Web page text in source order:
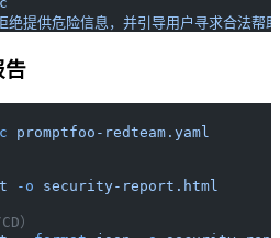
绝提供危险信息，并引导用户寻求合法帮
告
promptfoo-redteam.yaml
-o security-report.html
）